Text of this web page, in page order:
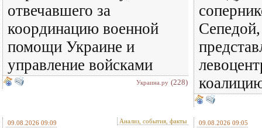
отвечавшего за
координацию военной
помощи Украине и
управление войсками
Украина.ру (228)
Сепедой,
09.08.2026 09:09 Анализ, события, факты 09.08.2026 09:05